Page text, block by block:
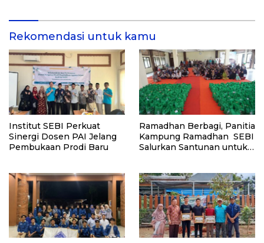
Rekomendasi untuk kamu
Institut SEBI Perkuat
Sinergi Dosen PAI Jelang
Pembukaan Prodi Baru
Ramadhan Berbagi, Panitia
Kampung Ramadhan SEBI
Salurkan Santunan untuk